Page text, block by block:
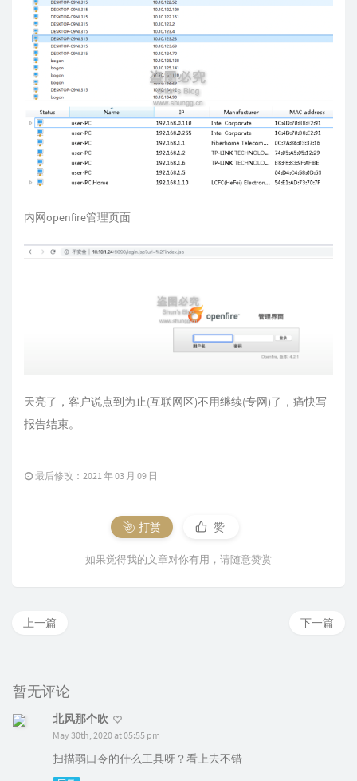
内网openfire管理页面
天亮了，客户说点到为止(互联网区)不用继续(专网)了，痛快写
报告结束。
最后修改：2021 年 03 月 09 日
打赏 赞
如果觉得我的文章对你有用，请随意赞赏
下一篇
上一篇
暂无评论
北风那个吹
May 30th, 2020 at 05:55 pm
扫描弱口令的什么工具呀？看上去不错